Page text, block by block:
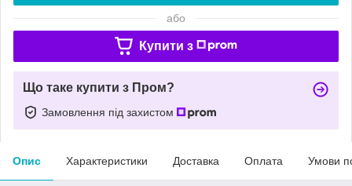
або
Купити з
Що таке купити з Пром?
Замовлення під захистом
Опис Характеристики Доставка Оплата Умови